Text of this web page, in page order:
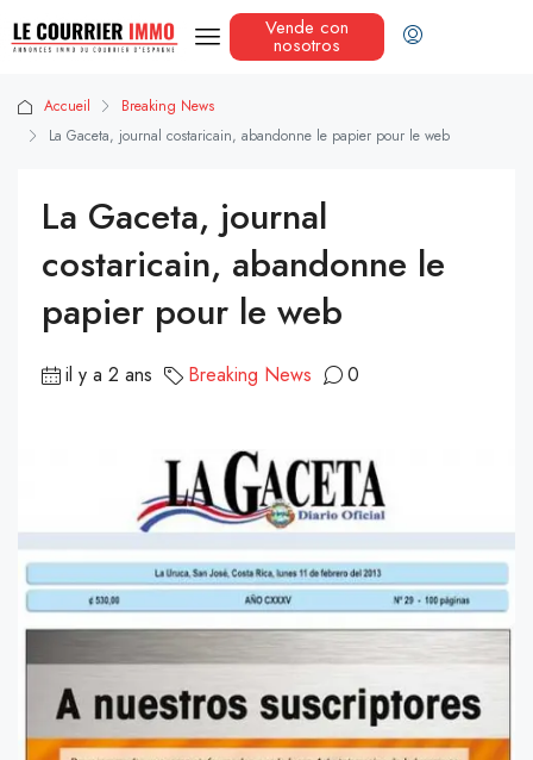
Vende con
nosotros
Accueil
Breaking News
La Gaceta, journal costaricain, abandonne le papier pour le web
La Gaceta, journal
costaricain, abandonne le
papier pour le web
il y a 2 ans Breaking News 0